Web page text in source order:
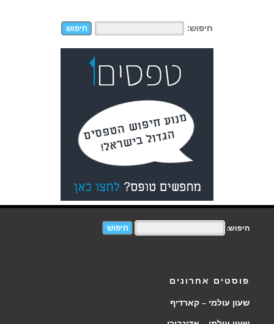
חיפוש:
חיפוש:
פוסטים אחרונים
שעון עולמי – קארדיף